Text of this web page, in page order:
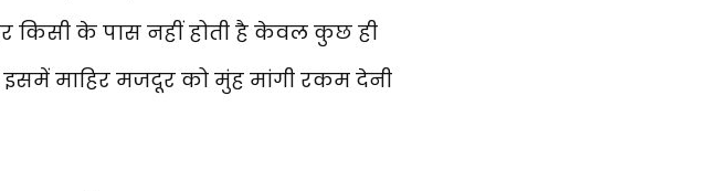
किसी के पास नहीं होती है केवल कुछ ही
माहिर मजदूर को मुंह मांगी रकम देनी